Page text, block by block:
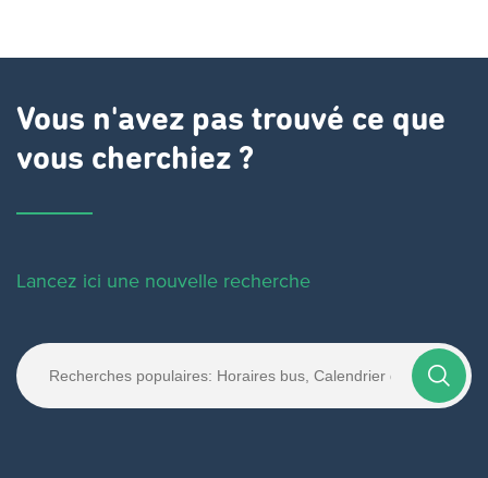
Vous n'avez pas trouvé ce que
vous cherchiez ?
Lancez ici une nouvelle recherche